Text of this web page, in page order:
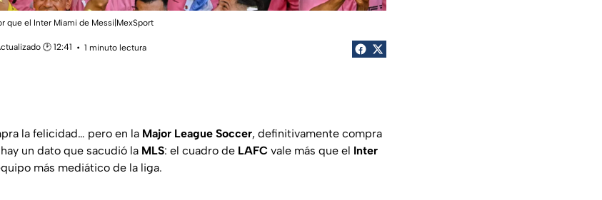
que el Inter Miami de Messi|MexSport
🕑 12:41
1 minuto lectura
la felicidad… pero en la Major League Soccer, definitivamente compra
un dato que sacudió la MLS: el cuadro de LAFC vale más que el Inter
más mediático de la liga.